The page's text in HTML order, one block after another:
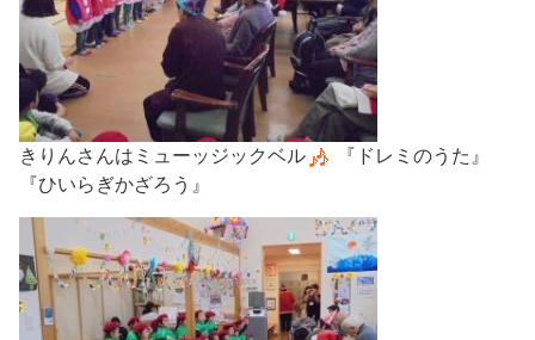
きりんさんはミューッジックベル
『ドレミのうた』
『ひいらぎかざろう』